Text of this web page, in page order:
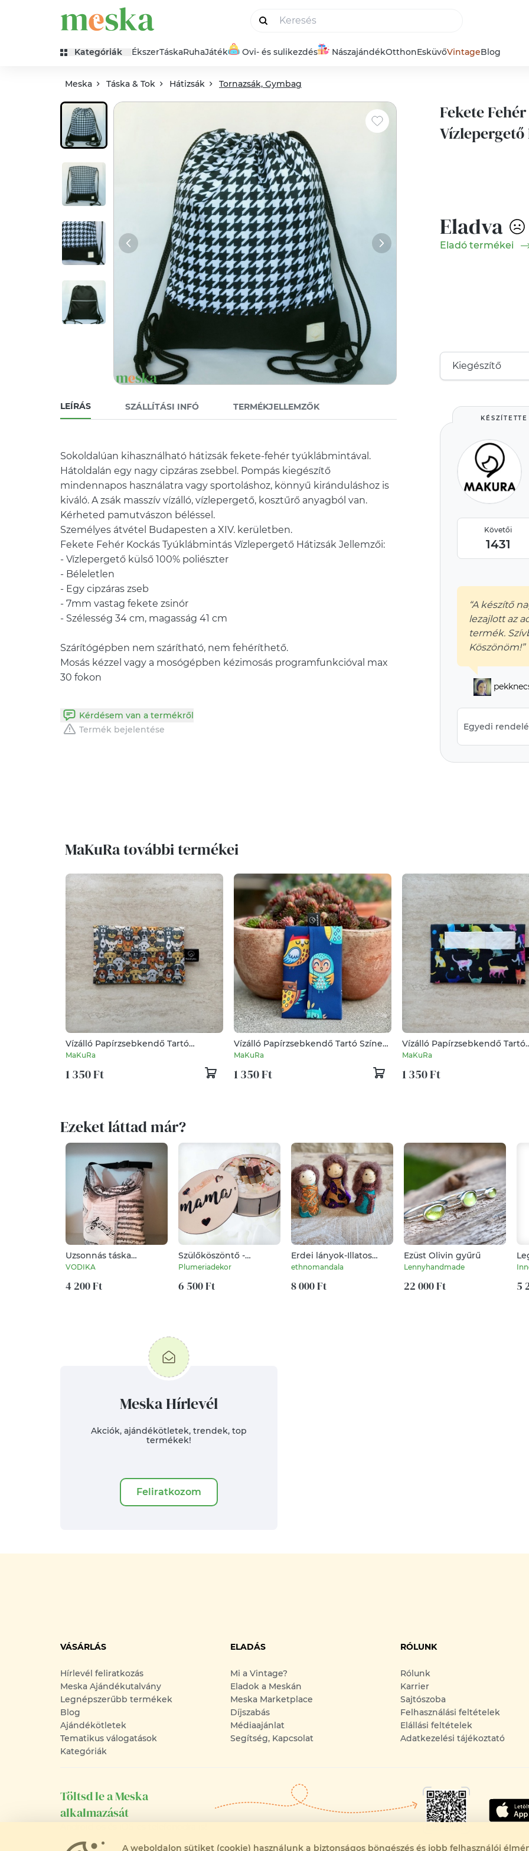
Kategóriák ÉkszerTáskaRuhaJáték Ovi- és sulikezdés NászajándékOtthonEsküvőVintageBlog
Meska Táska & Tok Hátizsák Tornazsák, Gymbag
LEÍRÁS SZÁLLÍTÁSI INFÓ TERMÉKJELLEMZŐK
Sokoldalúan kihasználható hátizsák fekete-fehér tyúklábmintával.
Hátoldalán egy nagy cipzáras zsebbel. Pompás kiegészítő
mindennapos használatra vagy sportoláshoz, könnyű kiránduláshoz is
kiváló. A zsák masszív vízálló, vízlepergető, kosztűrő anyagból van.
Kérheted pamutvászon béléssel.
Személyes átvétel Budapesten a XIV. kerületben.
Fekete Fehér Kockás Tyúklábmintás Vízlepergető Hátizsák Jellemzői:
- Vízlepergető külső 100% poliészter
- Béleletlen
- Egy cipzáras zseb
- 7mm vastag fekete zsinór
- Szélesség 34 cm, magasság 41 cm
Szárítógépben nem szárítható, nem fehéríthető.
Mosás kézzel vagy a mosógépben kézimosás programfunkcióval max
Kérdésem van a termékről
Termék bejelentése
Fekete
Vízlepergető
Eladva
Eladó termékei
KÉSZÍTETTE
Követői
1431
“A készítő
lezajlott az
termék.
Köszönöm!”
Egyedi
MaKuRa további termékei
Vízálló Papírzsebkendő Tartó
Kutyakölykök
MaKuRa
1 350 Ft
Vízálló Papírzsebkendő Tartó Színes
Bagoly
MaKuRa
1 350 Ft
Vízálló Papírzsebkendő Tartó
Akvarell Cica
MaKuRa
1 350 Ft
Ezeket láttad már?
Uzsonnás táska
szétdobált kotta
VODIKA
4 200 Ft
Szülőköszöntő -
PLSZ1502
Plumeriadekor
6 500 Ft
Erdei lányok-Illatos
búzazsák készlethez
ethnomandala
8 000 Ft
Ezüst Olivin gyűrű
Lennyhandmade
22 000 Ft 5
Meska Hírlevél
Akciók, ajándékötletek, trendek, top
termékek!
Feliratkozom
VÁSÁRLÁS
Hírlevél feliratkozás
Meska Ajándékutalvány
Legnépszerűbb termékek
Blog
Ajándékötletek
Tematikus válogatások
Kategóriák
ELADÁS
Mi a Vintage?
Eladok a Meskán
Meska Marketplace
Díjszabás
Médiaajánlat
Segítség, Kapcsolat
RÓLUNK
Rólunk
Karrier
Sajtószoba
Felhasználási feltételek
Elállási feltételek
Adatkezelési tájékoztató
Töltsd le a Meska
alkalmazását
A weboldalon sütiket (cookie) használunk a biztonságos böngészés és jobb felhasználói